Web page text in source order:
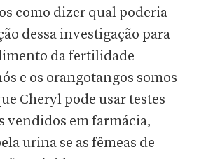
como dizer qual poderia
dessa investigação para
da fertilidade
e os orangotangos somos
Cheryl pode usar testes
vendidos em farmácia,
urina se as fêmeas de